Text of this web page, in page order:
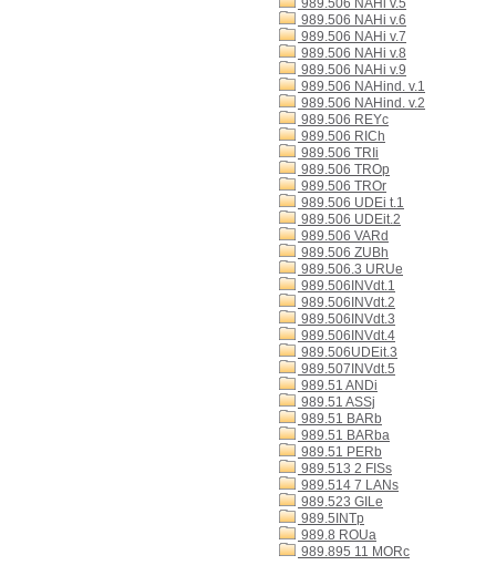
989.506 NAHi v.5
989.506 NAHi v.6
989.506 NAHi v.7
989.506 NAHi v.8
989.506 NAHi v.9
989.506 NAHind. v.1
989.506 NAHind. v.2
989.506 REYc
989.506 RICh
989.506 TRIi
989.506 TROp
989.506 TROr
989.506 UDEi t.1
989.506 UDEit.2
989.506 VARd
989.506 ZUBh
989.506.3 URUe
989.506INVdt.1
989.506INVdt.2
989.506INVdt.3
989.506INVdt.4
989.506UDEit.3
989.507INVdt.5
989.51 ANDi
989.51 ASSj
989.51 BARb
989.51 BARba
989.51 PERb
989.513 2 FISs
989.514 7 LANs
989.523 GILe
989.5INTp
989.8 ROUa
989.895 11 MORc